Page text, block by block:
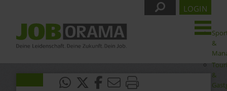
&
&
LOGIN